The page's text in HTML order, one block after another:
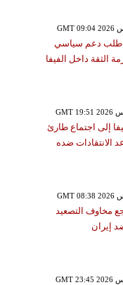
طلب دعم سياسي
الثقة داخل الفيفا
إلى اجتماع طارئ
الانتقادات ضده
مخاوف التصعيد
إيران